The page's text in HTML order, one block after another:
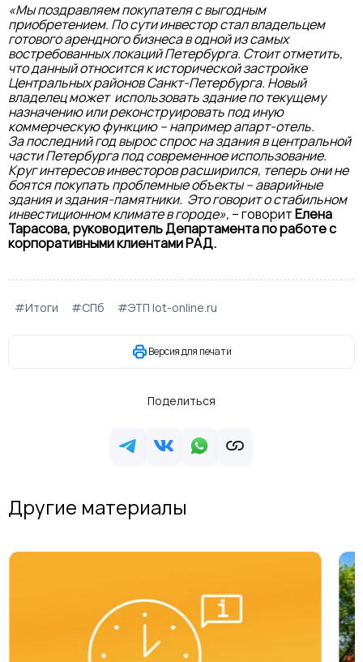
«Мы поздравляем покупателя с выгодным
приобретением. По сути инвестор стал владельцем
готового арендного бизнеса в одной из самых
востребованных локаций Петербурга. Стоит отметить,
что данный относится к исторической застройке
Центральных районов Санкт-Петербурга. Новый
владелец может использовать здание по текущему
назначению или реконструировать под иную
коммерческую функцию – например апарт-отель.
За последний год вырос спрос на здания в центральной
части Петербурга под современное использование.
Круг интересов инвесторов расширился, теперь они не
боятся покупать проблемные объекты – аварийные
здания и здания-памятники. Это говорит о стабильном
инвестиционном климате в городе», – говоритЕлена
Тарасова, руководитель Департамента по работе с
корпоративными клиентами РАД.
#Итоги #СПб #ЭТП lot-online.ru
Версия для печати
Поделиться
Другие материалы